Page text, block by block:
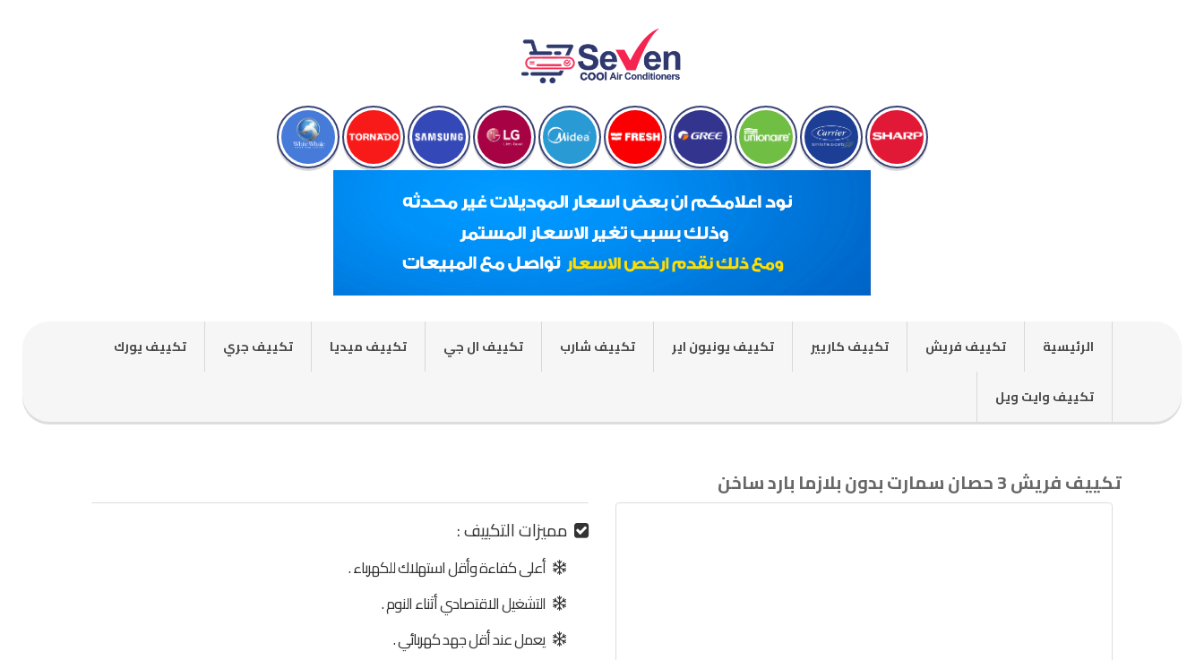
الرئيسية تكييف فريش تكييف كاريير تكييف يونيون اير تكييف شارب تكييف ال جي تكييف ميديا تكييف جري تكييف يورك
تكييف وايت ويل
تكييف فريش 3 حصان سمارت بدون بلازما بارد ساخن
مميزات التكييف :
أعلى كفاءة وأقل استهلاك للكهرباء .
التشغيل الاقتصادي أثناء النوم .
يعمل عند أقل جهد كهربائي .